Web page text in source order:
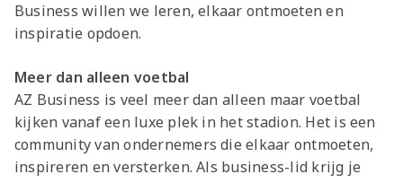
Business willen we leren, elkaar ontmoeten en
inspiratie opdoen.
Meer dan alleen voetbal
AZ Business is veel meer dan alleen maar voetbal
kijken vanaf een luxe plek in het stadion. Het is een
community van ondernemers die elkaar ontmoeten,
inspireren en versterken. Als business-lid krijg je